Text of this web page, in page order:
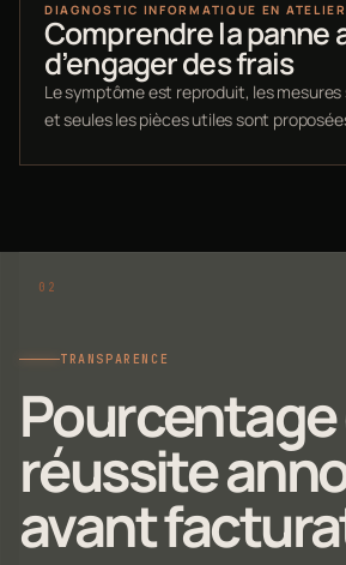
DIAGNOSTIC INFORMATIQUE EN ATELIER
Comprendre la panne
d’engager des frais
Le symptôme est reproduit, les
et seules les pièces utiles sont
TRANSPARENCE
réussite
avant